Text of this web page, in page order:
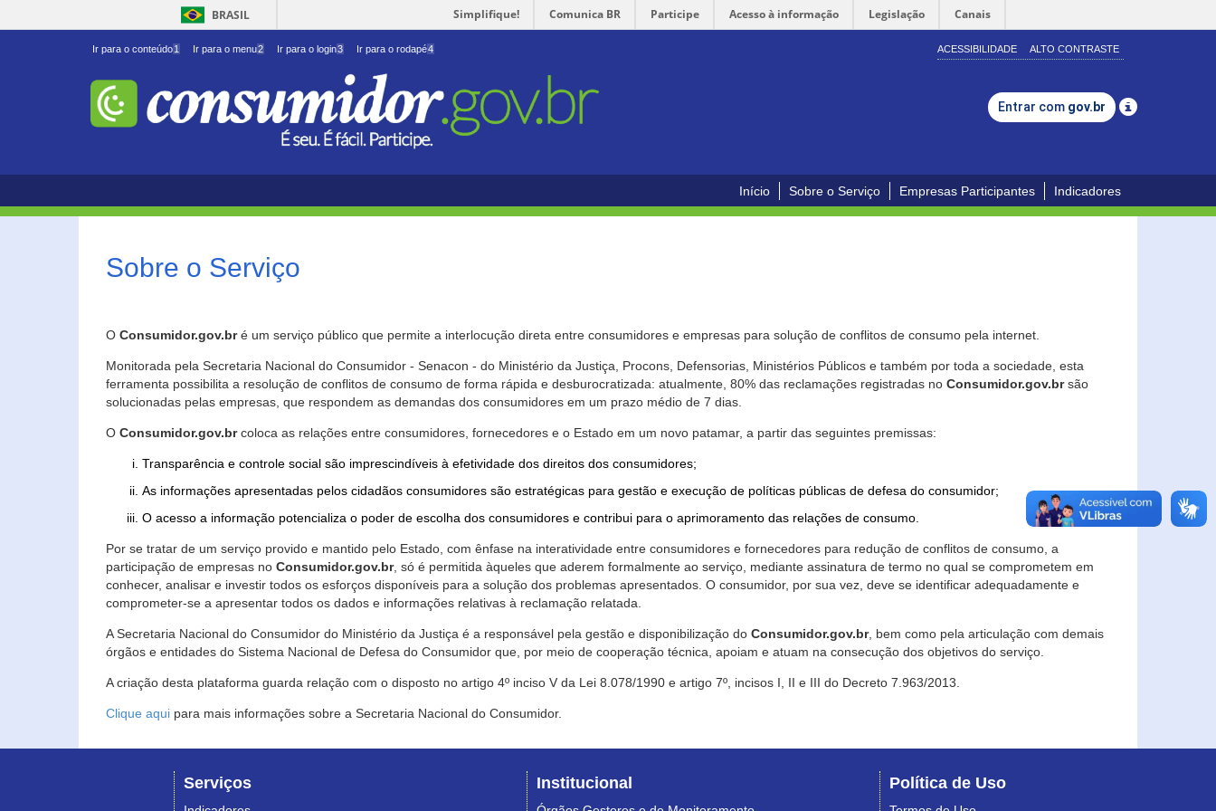
BRASIL Simplifique! Comunica BR Participe Acesso à informação Legislação Canais
Ir para o conteúdo1 Ir para o menu2 Ir para o login3 Ir para o rodapé4 ACESSIBILIDADE ALTO CONTRASTE
Entrar com gov.br
Início Sobre o Serviço Empresas Participantes Indicadores
Sobre o Serviço
O Consumidor.gov.bré um serviço público que permite a interlocução direta entre consumidores e empresas para solução de conflitos de consumo pela internet.
Monitorada pela Secretaria Nacional do Consumidor - Senacon - do Ministério da Justiça, Procons, Defensorias, Ministérios Públicos e também por toda a sociedade, esta
ferramenta possibilita a resolução de conflitos de consumo de forma rápida e desburocratizada: atualmente, 80% das reclamações registradas no Consumidor.gov.brsão
solucionadas pelas empresas, que respondem as demandas dos consumidores em um prazo médio de 7 dias.
O Consumidor.gov.brcoloca as relações entre consumidores, fornecedores e o Estado em um novo patamar, a partir das seguintes premissas:
Transparência e controle social são imprescindíveis à efetividade dos direitos dos consumidores;
As informações apresentadas pelos cidadãos consumidores são estratégicas para gestão e execução de políticas públicas de defesa do consumidor;
O acesso a informação potencializa o poder de escolha dos consumidores e contribui para o aprimoramento das relações de consumo.
Por se tratar de um serviço provido e mantido pelo Estado, com ênfase na interatividade entre consumidores e fornecedores para redução de conflitos de consumo, a
participação de empresas no Consumidor.gov.br, só é permitida àqueles que aderem formalmente ao serviço, mediante assinatura de termo no qual se comprometem em
conhecer, analisar e investir todos os esforços disponíveis para a solução dos problemas apresentados. O consumidor, por sua vez, deve se identificar adequadamente e
comprometer-se a apresentar todos os dados e informações relativas à reclamação relatada.
A Secretaria Nacional do Consumidor do Ministério da Justiça é a responsável pela gestão e disponibilização do Consumidor.gov.br, bem como pela articulação com demais
órgãos e entidades do Sistema Nacional de Defesa do Consumidor que, por meio de cooperação técnica, apoiam e atuam na consecução dos objetivos do serviço.
A criação desta plataforma guarda relação com o disposto no artigo 4º inciso V da Lei 8.078/1990 e artigo 7º, incisos I, II e III do Decreto 7.963/2013.
Clique aqui para mais informações sobre a Secretaria Nacional do Consumidor.
Serviços Institucional Política de Uso